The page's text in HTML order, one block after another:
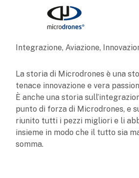
Integrazione, Aviazione,
La storia di Microdrones è una
tenace innovazione e vera
È anche una storia
punto di forza di Microdrones, e
riunito tutti i pezzi migliori e li
insieme in modo che il tutto sia
somma.